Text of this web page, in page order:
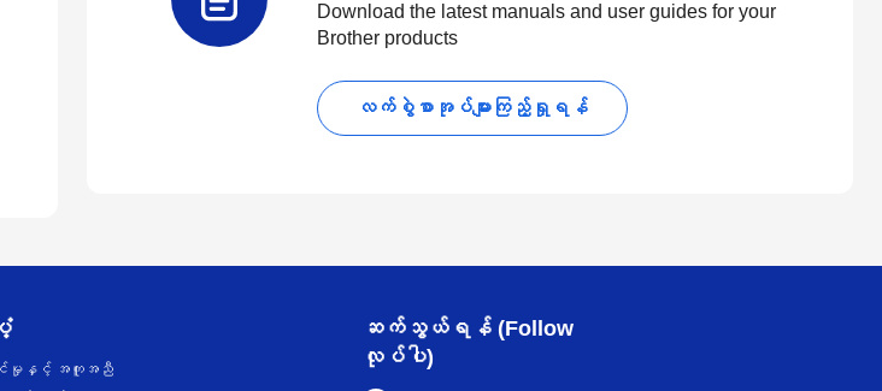
Download the latest manuals and user guides for your
Brother products
လက်စွဲစာအုပ်များကြည့်ရှုရန်
ာင်မှုနှင့် အကူအညီ
ဆက်သွယ်ရန် (Follow
လုပ်ပါ)